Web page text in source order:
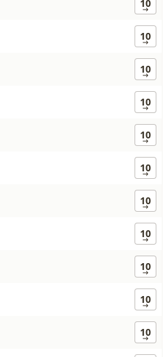
10
10
10
10
10
10
10
10
10
10
10